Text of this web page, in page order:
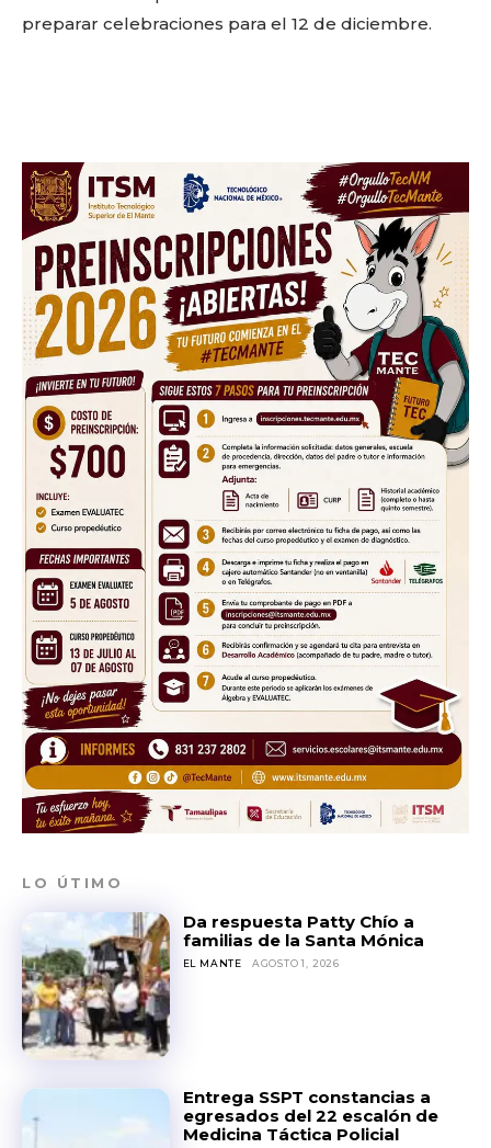
out!
preparar celebraciones para el 12 de diciembre.
LO ÚTIMO
Da respuesta Patty Chío a
familias de la Santa Mónica
EL MANTE AGOSTO 1, 2026
Entrega SSPT constancias a
egresados del 22 escalón de
Medicina Táctica Policial